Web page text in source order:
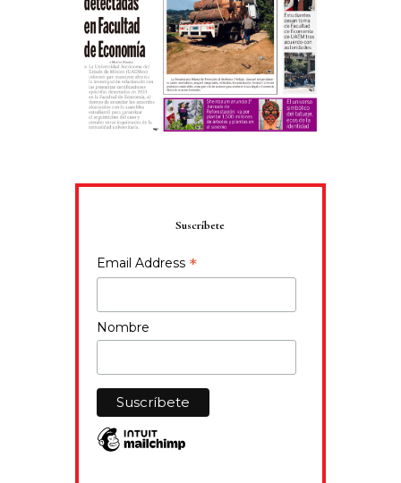
Suscríbete
Email Address *
Nombre